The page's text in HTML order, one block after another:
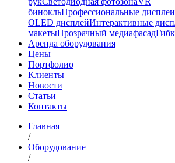
бинокльПрофессиональные дисплеи
OLED дисплейИнтерактивные
макетыПрозрачный медиафасад
Аренда оборудования
Цены
Портфолио
Клиенты
Новости
Статьи
Контакты
Главная
/
Оборудование
/